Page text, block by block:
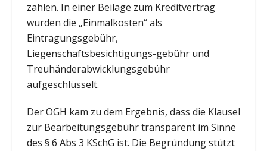
zahlen. In einer Beilage zum Kreditvertrag
wurden die „Einmalkosten“ als
Eintragungsgebühr,
Liegenschaftsbesichtigungs-gebühr und
Treuhänderabwicklungsgebühr
aufgeschlüsselt.
Der OGH kam zu dem Ergebnis, dass die Klausel
zur Bearbeitungsgebühr transparent im Sinne
des § 6 Abs 3 KSchG ist. Die Begründung stützt